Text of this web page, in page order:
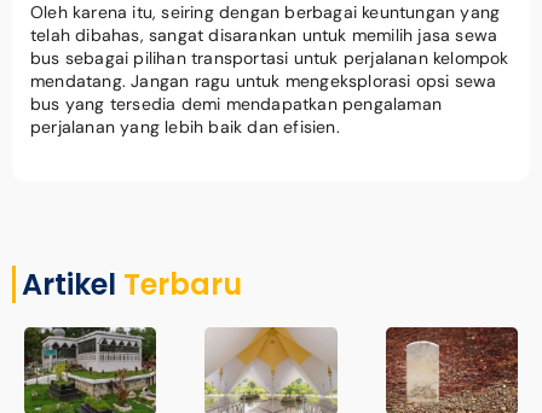
Oleh karena itu, seiring dengan berbagai keuntungan yang
telah dibahas, sangat disarankan untuk memilih jasa sewa
bus sebagai pilihan transportasi untuk perjalanan kelompok
mendatang. Jangan ragu untuk mengeksplorasi opsi sewa
bus yang tersedia demi mendapatkan pengalaman
perjalanan yang lebih baik dan efisien.
Artikel Terbaru